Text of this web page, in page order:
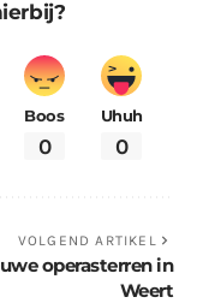
Boos
0
Uhuh
0
VOLGEND ARTIKEL
operasterren in
Weert